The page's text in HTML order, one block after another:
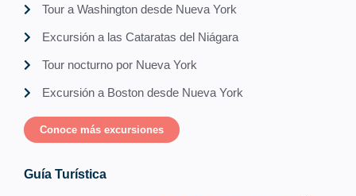
Tour a Washington desde Nueva York
Excursión a las Cataratas del Niágara
Tour nocturno por Nueva York
Excursión a Boston desde Nueva York
Conoce más excursiones
Guía Turística